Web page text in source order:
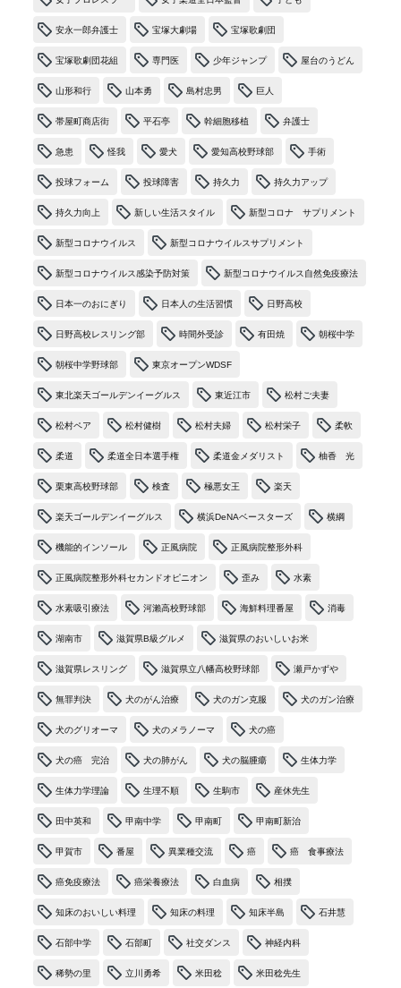
安永一郎弁護士 宝塚大劇場 宝塚歌劇団
宝塚歌劇団花組 専門医 少年ジャンプ 屋台のうどん
山形和行 山本勇 島村忠男 巨人
帯屋町商店街 平石亭 幹細胞移植 弁護士
急患 怪我 愛犬 愛知高校野球部 手術
投球フォーム 投球障害 持久力 持久力アップ
持久力向上 新しい生活スタイル 新型コロナ サプリメント
新型コロナウイルス 新型コロナウイルスサプリメント
新型コロナウイルス感染予防対策 新型コロナウイルス自然免疫療法
日本一のおにぎり 日本人の生活習慣 日野高校
日野高校レスリング部 時間外受診 有田焼 朝桜中学
朝桜中学野球部 東京オープンWDSF
東北楽天ゴールデンイーグルス 東近江市 松村ご夫妻
松村ペア 松村健樹 松村夫婦 松村栄子 柔軟
柔道 柔道全日本選手権 柔道金メダリスト 柚香 光
栗東高校野球部 検査 極悪女王 楽天
楽天ゴールデンイーグルス 横浜DeNAベースターズ 横綱
機能的インソール 正風病院 正風病院整形外科
正風病院整形外科セカンドオピニオン 歪み 水素
水素吸引療法 河瀨高校野球部 海鮮料理番屋 消毒
湖南市 滋賀県B級グルメ 滋賀県のおいしいお米
滋賀県レスリング 滋賀県立八幡高校野球部 瀬戸かずや
無罪判決 犬のがん治療 犬のガン克服 犬のガン治療
犬のグリオーマ 犬のメラノーマ 犬の癌
犬の癌 完治 犬の肺がん 犬の脳腫瘍 生体力学
生体力学理論 生理不順 生駒市 産休先生
田中英和 甲南中学 甲南町 甲南町新治
甲賀市 番屋 異業種交流 癌 癌 食事療法
癌免疫療法 癌栄養療法 白血病 相撲
知床のおいしい料理 知床の料理 知床半島 石井慧
石部中学 石部町 社交ダンス 神経内科
稀勢の里 立川勇希 米田稔 米田稔先生